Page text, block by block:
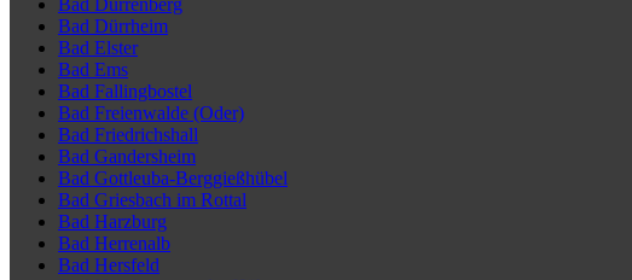
Bad Dürrenberg
Bad Dürrheim
Bad Elster
Bad Ems
Bad Fallingbostel
Bad Freienwalde (Oder)
Bad Friedrichshall
Bad Gandersheim
Bad Gottleuba-Berggießhübel
Bad Griesbach im Rottal
Bad Harzburg
Bad Herrenalb
Bad Hersfeld